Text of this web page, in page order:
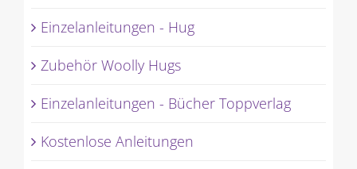
Einzelanleitungen - Hug
Zubehör Woolly Hugs
Einzelanleitungen - Bücher Toppverlag
Kostenlose Anleitungen